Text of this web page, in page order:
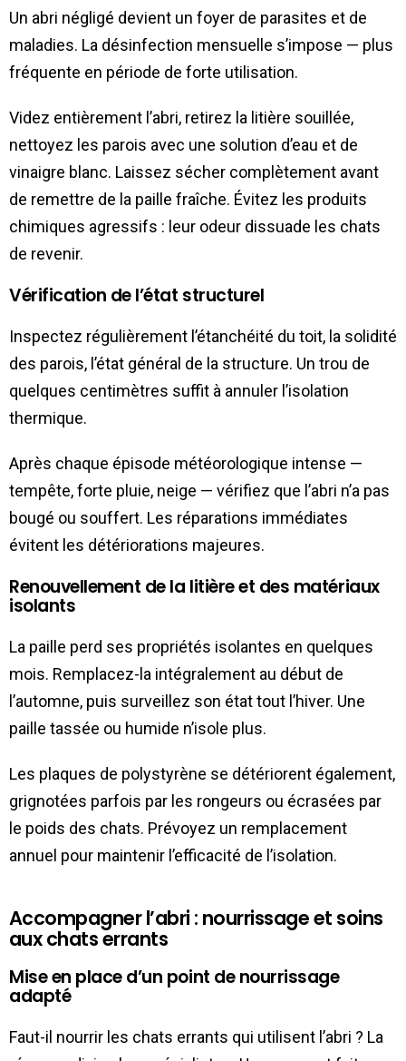
Un abri négligé devient un foyer de parasites et de
maladies. La désinfection mensuelle s’impose — plus
fréquente en période de forte utilisation.
Videz entièrement l’abri, retirez la litière souillée,
nettoyez les parois avec une solution d’eau et de
vinaigre blanc. Laissez sécher complètement avant
de remettre de la paille fraîche. Évitez les produits
chimiques agressifs : leur odeur dissuade les chats
de revenir.
Vérification de l’état structurel
Inspectez régulièrement l’étanchéité du toit, la solidité
des parois, l’état général de la structure. Un trou de
quelques centimètres suffit à annuler l’isolation
thermique.
Après chaque épisode météorologique intense —
tempête, forte pluie, neige — vérifiez que l’abri n’a pas
bougé ou souffert. Les réparations immédiates
évitent les détériorations majeures.
Renouvellement de la litière et des matériaux
isolants
La paille perd ses propriétés isolantes en quelques
mois. Remplacez-la intégralement au début de
l’automne, puis surveillez son état tout l’hiver. Une
paille tassée ou humide n’isole plus.
Les plaques de polystyrène se détériorent également,
grignotées parfois par les rongeurs ou écrasées par
le poids des chats. Prévoyez un remplacement
annuel pour maintenir l’efficacité de l’isolation.
Accompagner l’abri : nourrissage et soins
aux chats errants
Mise en place d’un point de nourrissage
adapté
Faut-il nourrir les chats errants qui utilisent l’abri ? La